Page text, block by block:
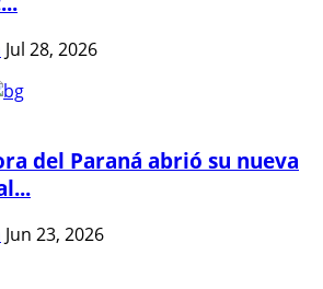
Jul 28, 2026
del Paraná abrió su nueva
Jun 23, 2026